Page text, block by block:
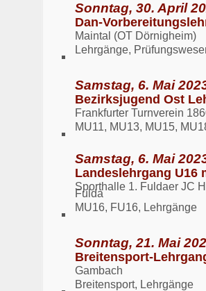
Sonntag, 30. April
Dan-
Maintal (OT Dörnigheim)
Lehrgänge,
Samstag, 6. Mai
Bezirksjugend Ost
Frankfurter Turnverein
MU11, MU13, MU15,
Samstag, 6. Mai
Landeslehrgang U16
Sporthalle 1. Fuldaer JC
Fulda
MU16, FU16, Lehrgänge
Sonntag, 21. Mai
Breitensport-
Gambach
Breitensport, Lehrgänge